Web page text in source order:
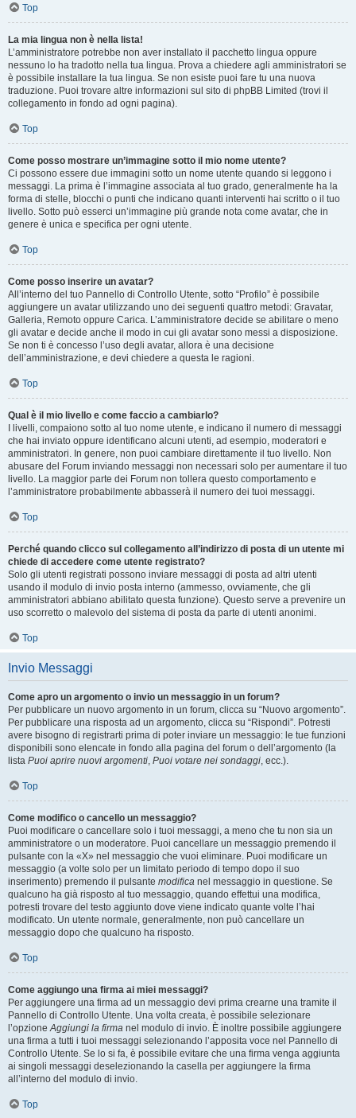
Top
La mia lingua non è nella lista!
L’amministratore potrebbe non aver installato il pacchetto lingua oppure
nessuno lo ha tradotto nella tua lingua. Prova a chiedere agli amministratori se
è possibile installare la tua lingua. Se non esiste puoi fare tu una nuova
traduzione. Puoi trovare altre informazioni sul sito di phpBB Limited (trovi il
collegamento in fondo ad ogni pagina).
Top
Come posso mostrare un’immagine sotto il mio nome utente?
Ci possono essere due immagini sotto un nome utente quando si leggono i
messaggi. La prima è l’immagine associata al tuo grado, generalmente ha la
forma di stelle, blocchi o punti che indicano quanti interventi hai scritto o il tuo
livello. Sotto può esserci un’immagine più grande nota come avatar, che in
genere è unica e specifica per ogni utente.
Top
Come posso inserire un avatar?
All’interno del tuo Pannello di Controllo Utente, sotto “Profilo” è possibile
aggiungere un avatar utilizzando uno dei seguenti quattro metodi: Gravatar,
Galleria, Remoto oppure Carica. L’amministratore decide se abilitare o meno
gli avatar e decide anche il modo in cui gli avatar sono messi a disposizione.
Se non ti è concesso l’uso degli avatar, allora è una decisione
dell’amministrazione, e devi chiedere a questa le ragioni.
Top
Qual è il mio livello e come faccio a cambiarlo?
I livelli, compaiono sotto al tuo nome utente, e indicano il numero di messaggi
che hai inviato oppure identificano alcuni utenti, ad esempio, moderatori e
amministratori. In genere, non puoi cambiare direttamente il tuo livello. Non
abusare del Forum inviando messaggi non necessari solo per aumentare il tuo
livello. La maggior parte dei Forum non tollera questo comportamento e
l’amministratore probabilmente abbasserà il numero dei tuoi messaggi.
Top
Perché quando clicco sul collegamento all’indirizzo di posta di un utente mi
chiede di accedere come utente registrato?
Solo gli utenti registrati possono inviare messaggi di posta ad altri utenti
usando il modulo di invio posta interno (ammesso, ovviamente, che gli
amministratori abbiano abilitato questa funzione). Questo serve a prevenire un
uso scorretto o malevolo del sistema di posta da parte di utenti anonimi.
Top
Invio Messaggi
Come apro un argomento o invio un messaggio in un forum?
Per pubblicare un nuovo argomento in un forum, clicca su “Nuovo argomento”.
Per pubblicare una risposta ad un argomento, clicca su “Rispondi”. Potresti
avere bisogno di registrarti prima di poter inviare un messaggio: le tue funzioni
disponibili sono elencate in fondo alla pagina del forum o dell’argomento (la
lista Puoi aprire nuovi argomenti, Puoi votare nei sondaggi, ecc.).
Top
Come modifico o cancello un messaggio?
Puoi modificare o cancellare solo i tuoi messaggi, a meno che tu non sia un
amministratore o un moderatore. Puoi cancellare un messaggio premendo il
pulsante con la «X» nel messaggio che vuoi eliminare. Puoi modificare un
messaggio (a volte solo per un limitato periodo di tempo dopo il suo
inserimento) premendo il pulsante modifica nel messaggio in questione. Se
qualcuno ha già risposto al tuo messaggio, quando effettui una modifica,
potresti trovare del testo aggiunto dove viene indicato quante volte l’hai
modificato. Un utente normale, generalmente, non può cancellare un
messaggio dopo che qualcuno ha risposto.
Top
Come aggiungo una firma ai miei messaggi?
Per aggiungere una firma ad un messaggio devi prima crearne una tramite il
Pannello di Controllo Utente. Una volta creata, è possibile selezionare
l’opzioneAggiungi la firma nel modulo di invio. È inoltre possibile aggiungere
una firma a tutti i tuoi messaggi selezionando l’apposita voce nel Pannello di
Controllo Utente. Se lo si fa, è possibile evitare che una firma venga aggiunta
ai singoli messaggi deselezionando la casella per aggiungere la firma
all’interno del modulo di invio.
Top